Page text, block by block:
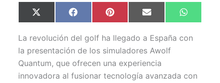
Compartir
en
X
(
w
i
t
t
e
)
Compartir
en
F
a
e
b
o
o
k
Compartir
en
P
i
t
e
r
e
s
Compartir
en
E
m
i
l
en
W
h
t
s
La revolución del golf ha llegado a España con
la presentación de los simuladores Awolf
Quantum, que ofrecen una experiencia
innovadora al fusionar tecnología avanzada con